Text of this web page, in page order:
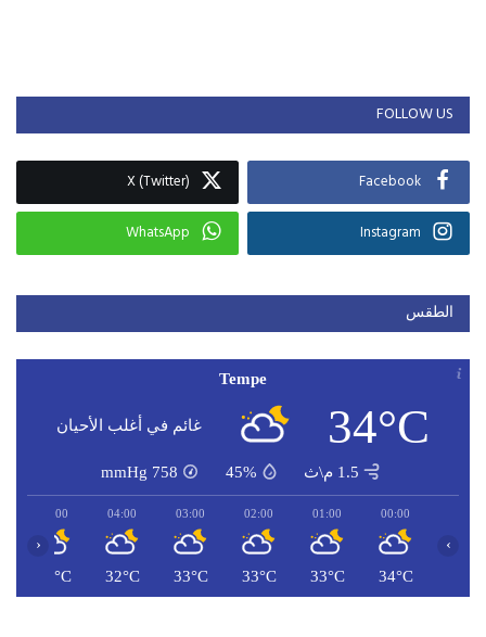
FOLLOW US
Facebook
X (Twitter)
Instagram
WhatsApp
الطقس
Tempe
34°C غائم في أغلب الأحيان
1.5 م\ث 45%
758
mmHg
00:00
34°C
01:00
33°C
02:00
33°C
03:00
33°C
04:00
32°C
05:00
32°C
‹ ›